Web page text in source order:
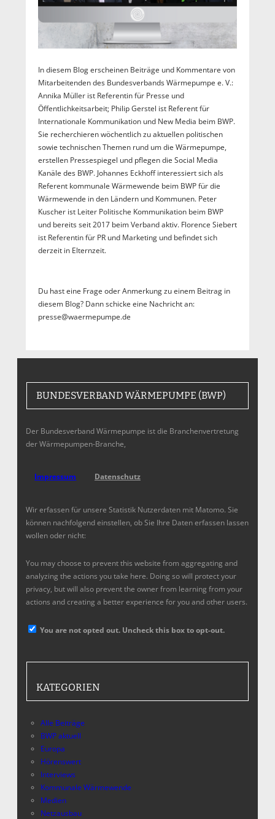
In diesem Blog erscheinen Beiträge und Kommentare von
Mitarbeitenden des Bundesverbands Wärmepumpe e. V.:
Annika Müller ist Referentin für Presse und
Öffentlichkeitsarbeit; Philip Gerstel ist Referent für
Internationale Kommunikation und New Media beim BWP.
Sie recherchieren wöchentlich zu aktuellen politischen
sowie technischen Themen rund um die Wärmepumpe,
erstellen Pressespiegel und pflegen die Social Media
Kanäle des BWP. Johannes Eckhoff interessiert sich als
Referent kommunale Wärmewende beim BWP für die
Wärmewende in den Ländern und Kommunen. Peter
Kuscher ist Leiter Politische Kommunikation beim BWP
und bereits seit 2017 beim Verband aktiv. Florence Siebert
ist Referentin für PR und Marketing und befindet sich
derzeit in Elternzeit.
Du hast eine Frage oder Anmerkung zu einem Beitrag in
diesem Blog? Dann schicke eine Nachricht an:
presse@waermepumpe.de
BUNDESVERBAND WÄRMEPUMPE (BWP)
Der Bundesverband Wärmepumpe ist die Branchenvertretung
der Wärmepumpen-Branche,
Impressum Datenschutz
Wir erfassen für unsere Statistik Nutzerdaten mit Matomo. Sie
können nachfolgend einstellen, ob Sie Ihre Daten erfassen lassen
wollen oder nicht:
You may choose to prevent this website from aggregating and
analyzing the actions you take here. Doing so will protect your
privacy, but will also prevent the owner from learning from your
actions and creating a better experience for you and other users.
You are not opted out. Uncheck this box to opt-out.
KATEGORIEN
Alle Beiträge
BWP aktuell
Europa
Hörenswert
Interviews
Kommunale Wärmewende
Medien
Netzausbau